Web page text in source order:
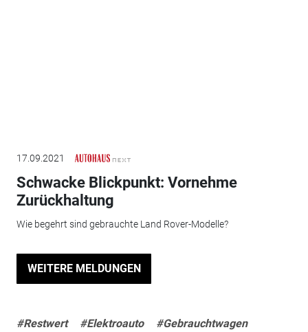
17.09.2021
Schwacke Blickpunkt: Vornehme
Zurückhaltung
Wie begehrt sind gebrauchte Land Rover-Modelle?
WEITERE MELDUNGEN
#Restwert #Elektroauto
#Gebrauchtwagen